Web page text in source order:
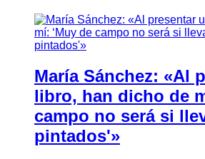
María Sánchez: «Al
libro, han dicho de
campo no será si
pintados'»